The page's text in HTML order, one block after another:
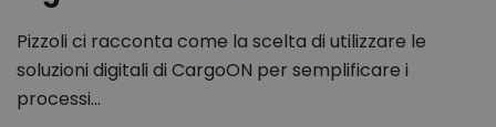
Pizzoli ci racconta come la scelta di utilizzare le
soluzioni digitali di CargoON per semplificare i
processi…